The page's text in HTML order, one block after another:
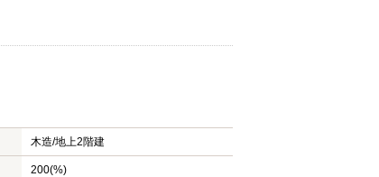
木造/地上2階建
200(%)